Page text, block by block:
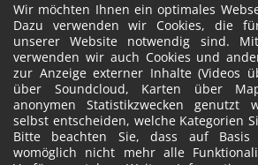
Wir möchten Ihnen ein optimales
Dazu verwenden wir Cookies, die
unserer Website notwendig sind.
verwenden wir auch Cookies und
zur Anzeige externer Inhalte (Videos
über Soundcloud, Karten über
anonymen Statistikzwecken genutzt
selbst entscheiden, welche Kategorien
Bitte beachten Sie, dass auf Basis
womöglich nicht mehr alle